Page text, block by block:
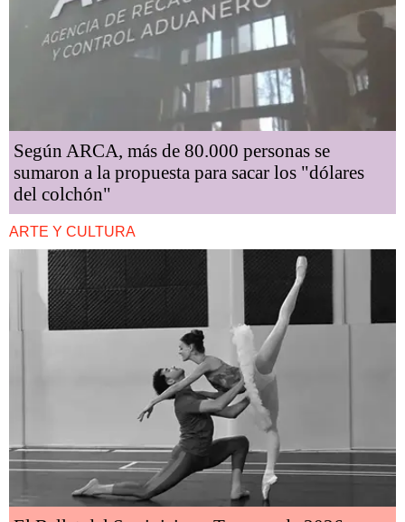
Según ARCA, más de 80.000 personas se
sumaron a la propuesta para sacar los "dólares
del colchón"
ARTE Y CULTURA